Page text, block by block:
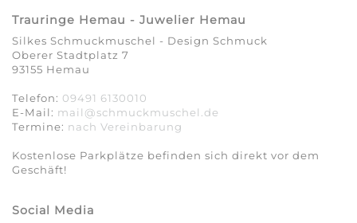
Trauringe Hemau - Juwelier Hemau
Silkes Schmuckmuschel - Design Schmuck
Oberer Stadtplatz 7
93155 Hemau
Telefon: 09491 6130010
E-Mail: mail@schmuckmuschel.de
Termine: nach Vereinbarung​​​​​​​
Kostenlose Parkplätze befinden sich direkt vor dem
Geschäft!
Social Media